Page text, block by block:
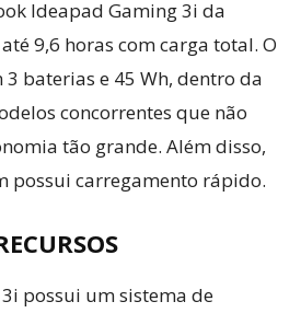
Ideapad Gaming 3i da
9,6 horas com carga total. O
baterias e 45 Wh, dentro da
concorrentes que não
tão grande. Além disso,
possui carregamento rápido.
possui um sistema de